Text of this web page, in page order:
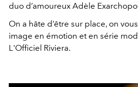
duo d’amoureux Adèle
On a hâte d’être sur place, on
image en émotion et en série
L'Officiel Riviera.